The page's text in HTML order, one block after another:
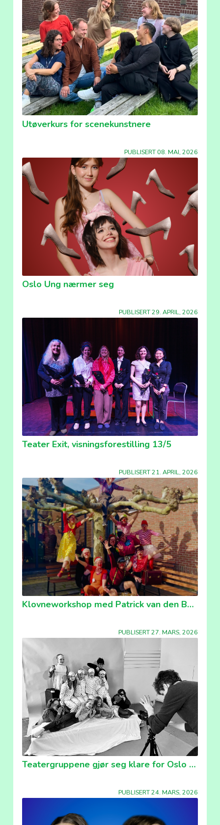
Utøverkurs for scenekunstnere
PUBLISERT 08. MAI, 2026
Oslo Ung nærmer seg
PUBLISERT 29. APRIL, 2026
Teater Exit, visningsforestilling 13/5
PUBLISERT 21. APRIL, 2026
Klovneworkshop med Patrick van den Boom
PUBLISERT 27. MARS, 2026
Teatergruppene gjør seg klare for Oslo Ung
PUBLISERT 24. MARS, 2026